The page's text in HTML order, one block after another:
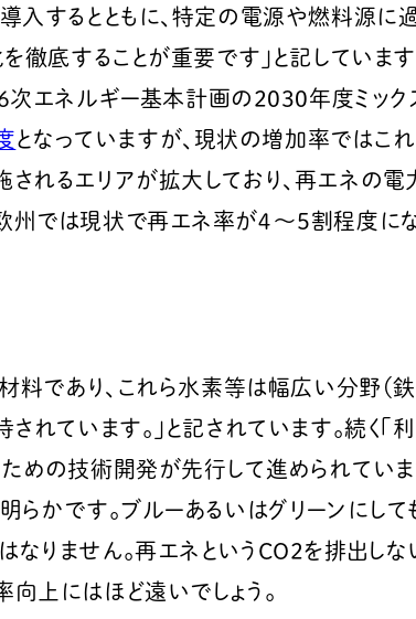
するとともに、特定の電源や燃料源に
徹底することが重要です」と記してい
次エネルギー基本計画の2030年度ミッ
となっていますが、現状の増加率ではこ
れるエリアが拡大しており、再エネの
では現状で再エネ率が４～５割程度にな
であり、これら水素等は幅広い分野（鉄
ています。」と記されています。続く「
の技術開発が先行して進められています
かです。ブルーあるいはグリーンにし
りません。再エネというCO2を排出し
上にはほど遠いでしょう。